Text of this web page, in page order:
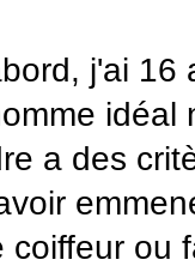
j'ai 16
idéal
a des
coiffeur ou